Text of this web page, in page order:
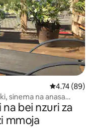
Ukadiriaji wa
4.74 (89)
sinema na anasa
bei nzuri za
mmoja